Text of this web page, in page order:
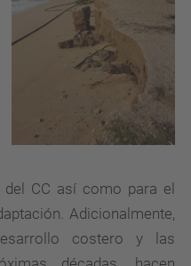
CC así como para el
Adicionalmente,
costero y las